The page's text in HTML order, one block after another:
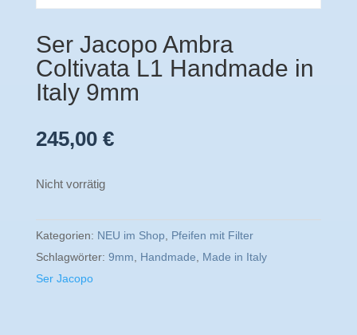
Ser Jacopo Ambra
Coltivata L1 Handmade in
Italy 9mm
245,00 €
Nicht vorrätig
Kategorien: NEU im Shop
Pfeifen mit Filter
Schlagwörter: 9mm Handmade
Made in Italy
Ser Jacopo